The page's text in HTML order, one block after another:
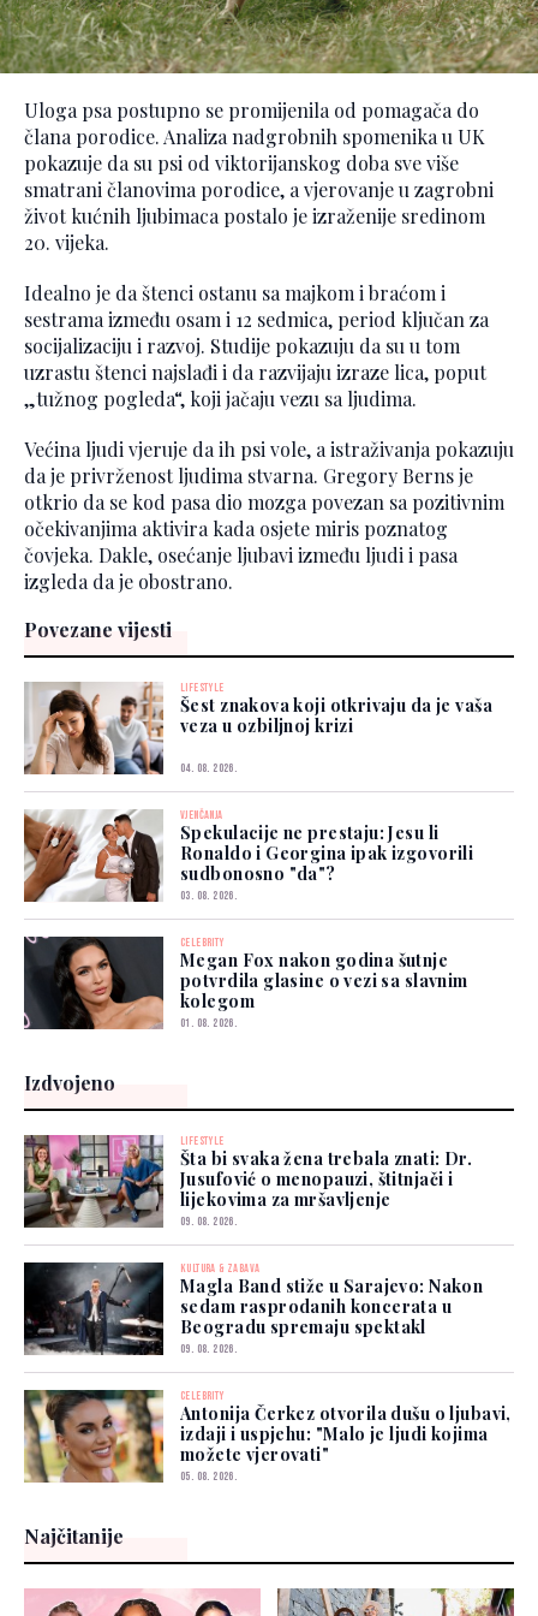
Uloga psa postupno se promijenila od pomagača do
člana porodice. Analiza nadgrobnih spomenika u UK
pokazuje da su psi od viktorijanskog doba sve više
smatrani članovima porodice, a vjerovanje u zagrobni
život kućnih ljubimaca postalo je izraženije sredinom
20. vijeka.
Idealno je da štenci ostanu sa majkom i braćom i
sestrama između osam i 12 sedmica, period ključan za
socijalizaciju i razvoj. Studije pokazuju da su u tom
uzrastu štenci najslađi i da razvijaju izraze lica, poput
„tužnog pogleda“, koji jačaju vezu sa ljudima.
Većina ljudi vjeruje da ih psi vole, a istraživanja pokazuju
da je privrženost ljudima stvarna. Gregory Berns je
otkrio da se kod pasa dio mozga povezan sa pozitivnim
očekivanjima aktivira kada osjete miris poznatog
čovjeka. Dakle, osećanje ljubavi između ljudi i pasa
izgleda da je obostrano.
Povezane vijesti
LIFESTYLE
Šest znakova koji otkrivaju da je vaša
veza u ozbiljnoj krizi
04. 08. 2026.
VJENČANJA
Spekulacije ne prestaju: Jesu li
Ronaldo i Georgina ipak izgovorili
sudbonosno "da"?
03. 08. 2026.
CELEBRITY
Megan Fox nakon godina šutnje
potvrdila glasine o vezi sa slavnim
kolegom
01. 08. 2026.
Izdvojeno
LIFESTYLE
Šta bi svaka žena trebala znati: Dr.
Jusufović o menopauzi, štitnjači i
lijekovima za mršavljenje
09. 08. 2026.
KULTURA & ZABAVA
Magla Band stiže u Sarajevo: Nakon
sedam rasprodanih koncerata u
Beogradu spremaju spektakl
09. 08. 2026.
CELEBRITY
Antonija Čerkez otvorila dušu o ljubavi,
izdaji i uspjehu: "Malo je ljudi kojima
možete vjerovati"
05. 08. 2026.
Najčitanije